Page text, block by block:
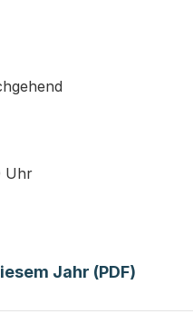
Uhr
Jahr (PDF)